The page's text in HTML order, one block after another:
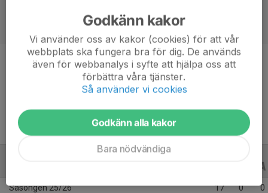
Position
-
12 år
Säsongen 25/26 17 0 0
Godkänn kakor
Vi använder oss av kakor (cookies) för att vår
webbplats ska fungera bra för dig. De används
även för webbanalys i syfte att hjälpa oss att
förbättra våra tjänster.
Så använder vi cookies
Godkänn alla kakor
Bara nödvändiga